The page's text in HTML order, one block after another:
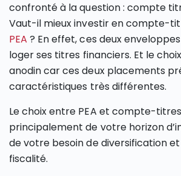
confronté à la question : compte
Vaut-il mieux investir en compte-
PEA ? En effet, ces deux
loger ses titres financiers. Et le
anodin car ces deux placements
caractéristiques très différentes.
Le choix entre PEA et compte-
principalement de votre horizon
de votre besoin de diversification
fiscalité.